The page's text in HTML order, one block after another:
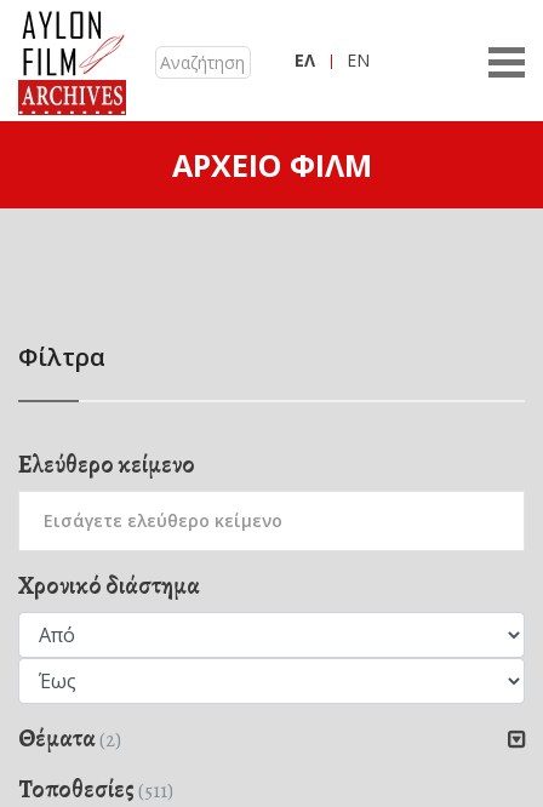
ΕΛ EN
ΑΡΧΕΊΟ ΦΙΛΜ
Φίλτρα
Ελεύθερο κείμενο
Χρονικό διάστημα
Θέματα(2)
Τοποθεσίες (511)